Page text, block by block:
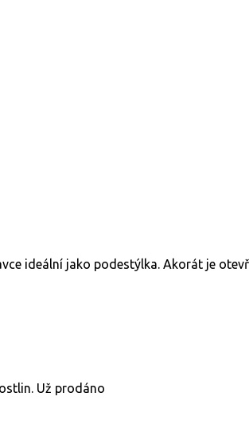
ideální jako podestýlka. Akorát je
Už prodáno